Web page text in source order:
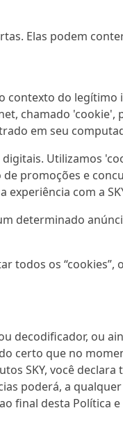
Elas podem
do legítimo
chamado 'cookie',
em seu
Utilizamos
promoções e
com a
determinado
todos os “cookies”,
decodificador, ou
certo que no
SKY, você
poderá, a
final desta Política